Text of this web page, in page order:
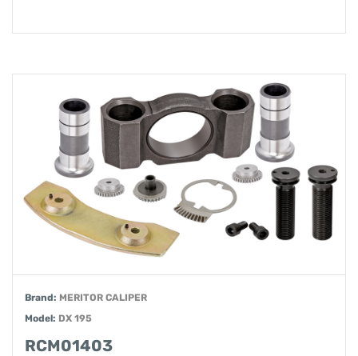
Brand: MERITOR CALIPER
Model: DX 195
RCM01403